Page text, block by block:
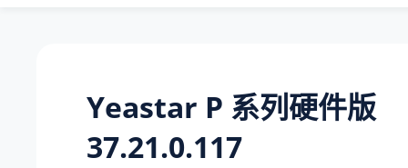
Yeastar P 系列硬件版
37.21.0.117